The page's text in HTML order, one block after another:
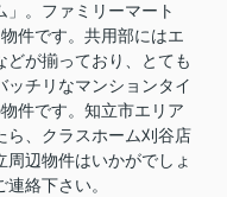
。ファミリーマート
件です。共用部にはエ
どが揃っており、とても
ッチリなマンションタイ
件です。知立市エリア
ら、クラスホーム刈谷店
辺物件はいかがでしょ
絡下さい。